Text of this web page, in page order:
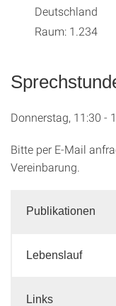
Deutschland
Raum: 1.234
Donnerstag, 11:30 -
Bitte per E-Mail
Vereinbarung.
Publikationen
Lebenslauf
Links